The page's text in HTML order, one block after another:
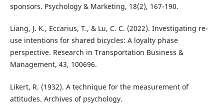
sponsors. Psychology & Marketing, 18(2), 167-190.
Liang, J. K., Eccarius, T., & Lu, C. C. (2022). Investigating re-
use intentions for shared bicycles: A loyalty phase
perspective. Research in Transportation Business &
Management, 43, 100696.
Likert, R. (1932). A technique for the measurement of
attitudes. Archives of psychology.